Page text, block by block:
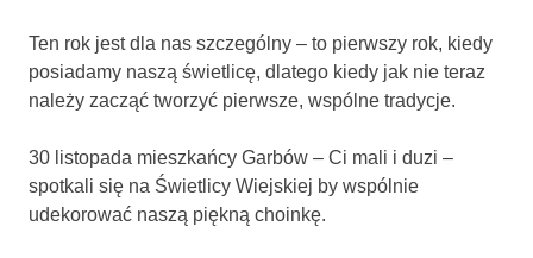
Ten rok jest dla nas szczególny – to pierwszy rok, kiedy
posiadamy naszą świetlicę, dlatego kiedy jak nie teraz
należy zacząć tworzyć pierwsze, wspólne tradycje.
30 listopada mieszkańcy Garbów – Ci mali i duzi –
spotkali się na Świetlicy Wiejskiej by wspólnie
udekorować naszą piękną choinkę.